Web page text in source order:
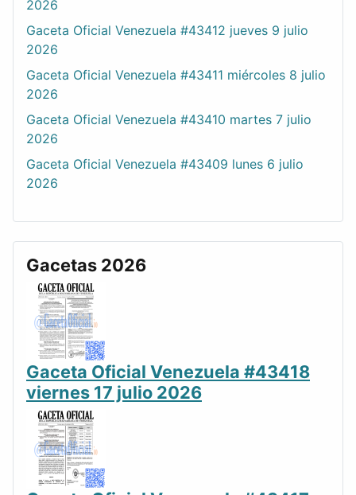
2026
Gaceta Oficial Venezuela #43412 jueves 9 julio
2026
Gaceta Oficial Venezuela #43411 miércoles 8 julio
2026
Gaceta Oficial Venezuela #43410 martes 7 julio
2026
Gaceta Oficial Venezuela #43409 lunes 6 julio
2026
Gacetas 2026
Gaceta Oficial Venezuela #43418
viernes 17 julio 2026